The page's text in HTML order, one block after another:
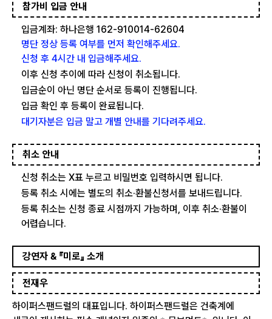
참가비 입금 안내
입금계좌: 하나은행 162-910014-62604
명단 정상 등록 여부를 먼저 확인해주세요.
신청 후 4시간 내 입금해주세요.
이후 신청 추이에 따라 신청이 취소됩니다.
입금순이 아닌 명단 순서로 등록이 진행됩니다.
입금 확인 후 등록이 완료됩니다.
대기자분은 입금 말고 개별 안내를 기다려주세요.
취소 안내
신청 취소는 X표 누르고 비밀번호 입력하시면 됩니다.
등록 취소 시에는 별도의 취소·환불신청서를 보내드립니다.
등록 취소는 신청 종료 시점까지 가능하며, 이후 취소·환불이
어렵습니다.
강연자 & 『미로』 소개
전재우
하이퍼스팬드럴의 대표입니다. 하이퍼스팬드럴은 건축계에